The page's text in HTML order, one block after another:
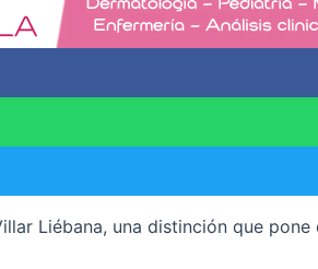
Liébana, una distinción que